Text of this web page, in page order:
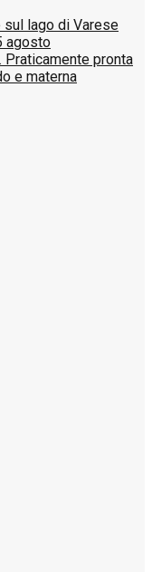
sul lago di Varese
agosto
pronta
e materna